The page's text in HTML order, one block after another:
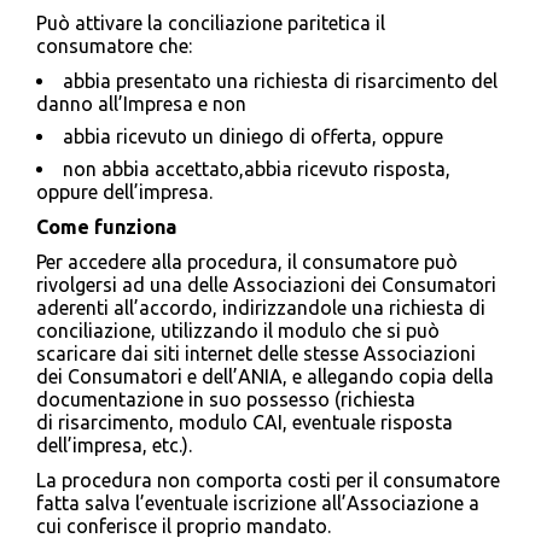
Può attivare la conciliazione paritetica il
consumatore che:
abbia presentato una richiesta di risarcimento del
danno all’Impresa e non
abbia ricevuto un diniego di offerta, oppure
non abbia accettato,abbia ricevuto risposta,
oppure dell’impresa.
Come funziona
Per accedere alla procedura, il consumatore può
rivolgersi ad una delle Associazioni dei Consumatori
aderenti all’accordo, indirizzandole una richiesta di
conciliazione, utilizzando il modulo che si può
scaricare dai siti internet delle stesse Associazioni
dei Consumatori e dell’ANIA, e allegando copia della
documentazione in suo possesso (richiesta
di risarcimento, modulo CAI, eventuale risposta
dell’impresa, etc.).
La procedura non comporta costi per il consumatore
fatta salva l’eventuale iscrizione all’Associazione a
cui conferisce il proprio mandato.